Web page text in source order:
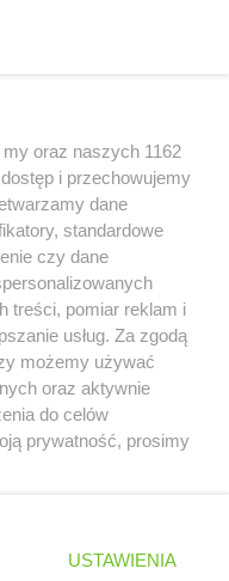
Astona Martina i
uczących się
problemów z
2004 - 2026 GPmedia
Kopiowanie treści bez
autorów zabronione.
Formula
używa plików
w urządzeniach
z serwisu, w celu
poprawy jakości
polityce
oraz naszych 1162
i przechowujemy
dane
standardowe
czy dane
treści, pomiar reklam i
usług. Za zgodą
możemy używać
oraz aktywnie
do celów
prywatność, prosimy
dolnym rogu strony
danych nie wymagają
USTAWIENIA